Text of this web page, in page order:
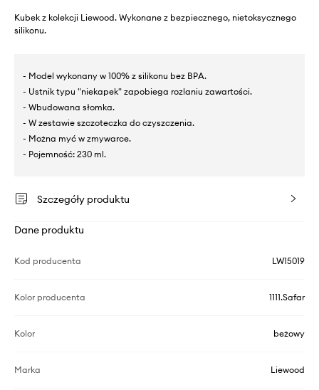
Kubek z kolekcji Liewood. Wykonane z bezpiecznego, nietoksycznego
silikonu.
- Model wykonany w 100% z silikonu bez BPA.
- Ustnik typu "niekapek" zapobiega rozlaniu zawartości.
- Wbudowana słomka.
- W zestawie szczoteczka do czyszczenia.
- Można myć w zmywarce.
- Pojemność: 230 ml.
Szczegóły produktu
Dane produktu
Kod producenta LW15019
Kolor producenta 1111.Safar
Kolor beżowy
Marka Liewood